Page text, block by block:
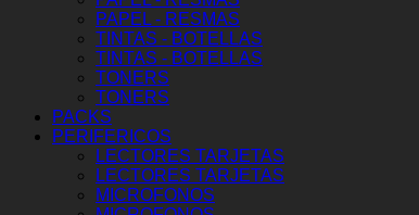
PAPEL - RESMAS
TINTAS - BOTELLAS
TINTAS - BOTELLAS
TONERS
TONERS
PACKS
PERIFERICOS
LECTORES TARJETAS
LECTORES TARJETAS
MICROFONOS